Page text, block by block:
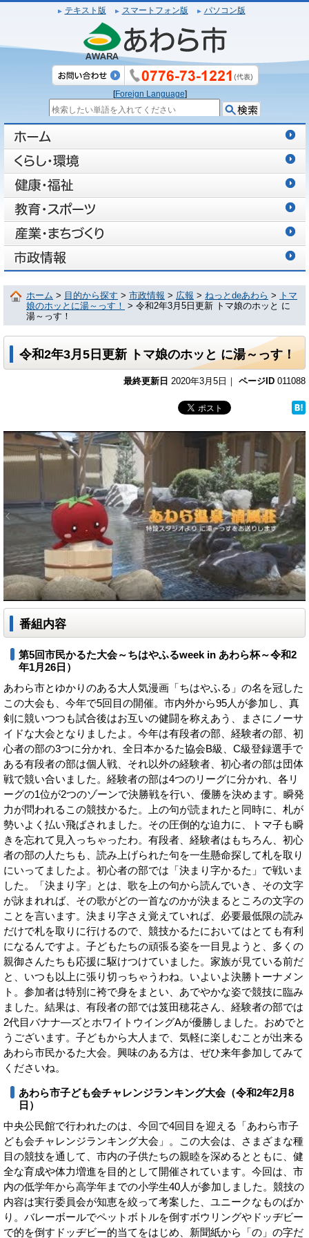
テキスト版 スマートフォン版 パソコン版
[Foreign Language]
ホーム > 目的から探す > 市政情報 > 広報 > ねっとdeあわら >
トマ
娘のホッとに湯～っす！
> 令和2年3月5日更新 トマ娘のホッと に
湯～っす！
令和2年3月5日更新 トマ娘のホッと に湯～っす！
最終更新日 2020年3月5日｜ ページID 011088
番組内容
第5回市民かるた大会～ちはやふるweek in あわら杯～令和2
年1月26日）
あわら市とゆかりのある大人気漫画「ちはやふる」の名を冠した
この大会も、今年で5回目の開催。市内外から95人が参加し、真
剣に競いつつも試合後はお互いの健闘を称えあう、まさにノーサ
イドな大会となりましたよ。今年は有段者の部、経験者の部、初
心者の部の3つに分かれ、全日本かるた協会B級、C級登録選手で
ある有段者の部は個人戦、それ以外の経験者、初心者の部は団体
戦で競い合いました。経験者の部は4つのリーグに分かれ、各リ
ーグの1位が2つのゾーンで決勝戦を行い、優勝を決めます。瞬発
力が問われるこの競技かるた。上の句が読まれたと同時に、札が
勢いよく払い飛ばされました。その圧倒的な迫力に、トマ子も瞬
きを忘れて見入っちゃったわ。有段者、経験者はもちろん、初心
者の部の人たちも、読み上げられた句を一生懸命探して札を取り
にいってましたよ。初心者の部では「決まり字かるた」で戦いま
した。「決まり字」とは、歌を上の句から読んでいき、その文字
が詠まれれば、その歌がどの一首なのかが決まるところの文字の
ことを言います。決まり字さえ覚えていれば、必要最低限の読み
だけで札を取りに行けるので、競技かるたにおいてはとても有利
になるんですよ。子どもたちの頑張る姿を一目見ようと、多くの
親御さんたちも応援に駆けつけていました。家族が見ている前だ
と、いつも以上に張り切っちゃうわね。いよいよ決勝トーナメン
ト。参加者は特別に袴で身をまとい、あでやかな姿で競技に臨み
ました。結果は、有段者の部では笈田穂花さん、経験者の部では
2代目バナナ―ズとホワイトウイングAが優勝しました。おめでと
うございます。子どもから大人まで、気軽に楽しむことが出来る
あわら市民かるた大会。興味のある方は、ぜひ来年参加してみて
くださいね。
あわら市子ども会チャレンジランキング大会（令和2年2月8
日）
中央公民館で行われたのは、今回で4回目を迎える「あわら市子
ども会チャレンジランキング大会」。この大会は、さまざまな種
目の競技を通して、市内の子供たちの親睦を深めるとともに、健
全な育成や体力増進を目的として開催されています。今回は、市
内の低学年から高学年までの小学生40人が参加しました。競技の
内容は実行委員会が知恵を絞って考案した、ユニークなものばか
り。バレーボールでペットボトルを倒すボウリングやドッヂビー
で的を倒すドッヂビー的当てをはじめ、新聞紙から「の」の字だ